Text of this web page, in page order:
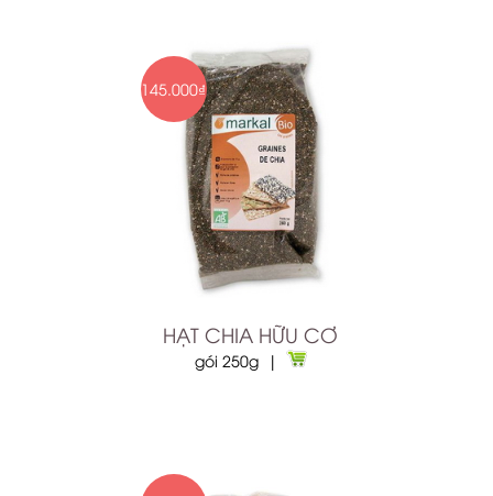
145.000₫
HẠT CHIA HỮU CƠ
gói 250g |